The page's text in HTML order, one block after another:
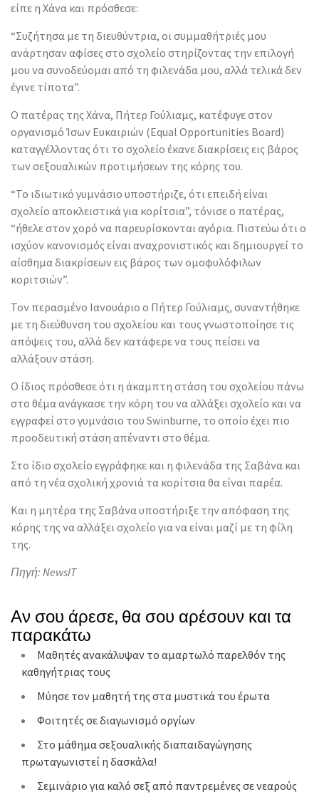
είπε η Χάνα και πρόσθεσε:
“Συζήτησα με τη διευθύντρια, οι συμμαθήτριές μου
ανάρτησαν αφίσες στο σχολείο στηρίζοντας την επιλογή
μου να συνοδεύομαι από τη φιλενάδα μου, αλλά τελικά δεν
έγινε τίποτα”.
Ο πατέρας της Χάνα, Πήτερ Γούλιαμς, κατέφυγε στον
οργανισμό Ίσων Ευκαιριών (Equal Opportunities Board)
καταγγέλλοντας ότι το σχολείο έκανε διακρίσεις εις βάρος
των σεξουαλικών προτιμήσεων της κόρης του.
“Το ιδιωτικό γυμνάσιο υποστήριζε, ότι επειδή είναι
σχολείο αποκλειστικά για κορίτσια”, τόνισε ο πατέρας,
“ήθελε στον χορό να παρευρίσκονται αγόρια. Πιστεύω ότι ο
ισχύον κανονισμός είναι αναχρονιστικός και δημιουργεί το
αίσθημα διακρίσεων εις βάρος των ομοφυλόφιλων
κοριτσιών”.
Τον περασμένο Ιανουάριο ο Πήτερ Γούλιαμς, συναντήθηκε
με τη διεύθυνση του σχολείου και τους γνωστοποίησε τις
απόψεις του, αλλά δεν κατάφερε να τους πείσει να
αλλάξουν στάση.
Ο ίδιος πρόσθεσε ότι η άκαμπτη στάση του σχολείου πάνω
στο θέμα ανάγκασε την κόρη του να αλλάξει σχολείο και να
εγγραφεί στο γυμνάσιο του Swinburne, το οποίο έχει πιο
προοδευτική στάση απέναντι στο θέμα.
Στο ίδιο σχολείο εγγράφηκε και η φιλενάδα της Σαβάνα και
από τη νέα σχολική χρονιά τα κορίτσια θα είναι παρέα.
Και η μητέρα της Σαβάνα υποστήριξε την απόφαση της
κόρης της να αλλάξει σχολείο για να είναι μαζί με τη φίλη
της.
Πηγή: NewsIT
Αν σου άρεσε, θα σου αρέσουν και τα
παρακάτω
Μαθητές ανακάλυψαν το αμαρτωλό παρελθόν της
καθηγήτριας τους
Μύησε τον μαθητή της στα μυστικά του έρωτα
Φοιτητές σε διαγωνισμό οργίων
Στο μάθημα σεξουαλικής διαπαιδαγώγησης
πρωταγωνιστεί η δασκάλα!
Σεμινάριο για καλό σεξ από παντρεμένες σε νεαρούς